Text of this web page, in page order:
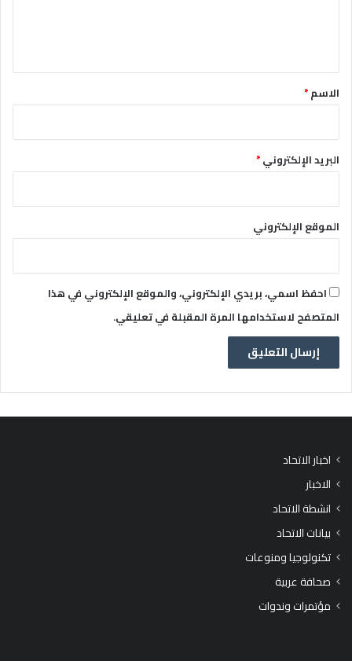
*الاسم*
البريد الإلكتروني*
الموقع الإلكتروني
احفظ اسمي، بريدي الإلكتروني، والموقع الإلكتروني في هذا
المتصفح لاستخدامها المرة المقبلة في تعليقي.
اخبار الاتحاد
الاخبار
انشطة الاتحاد
بيانات الاتحاد
تكنولوجيا ومنوعات
صحافة عربية
مؤتمرات وندوات